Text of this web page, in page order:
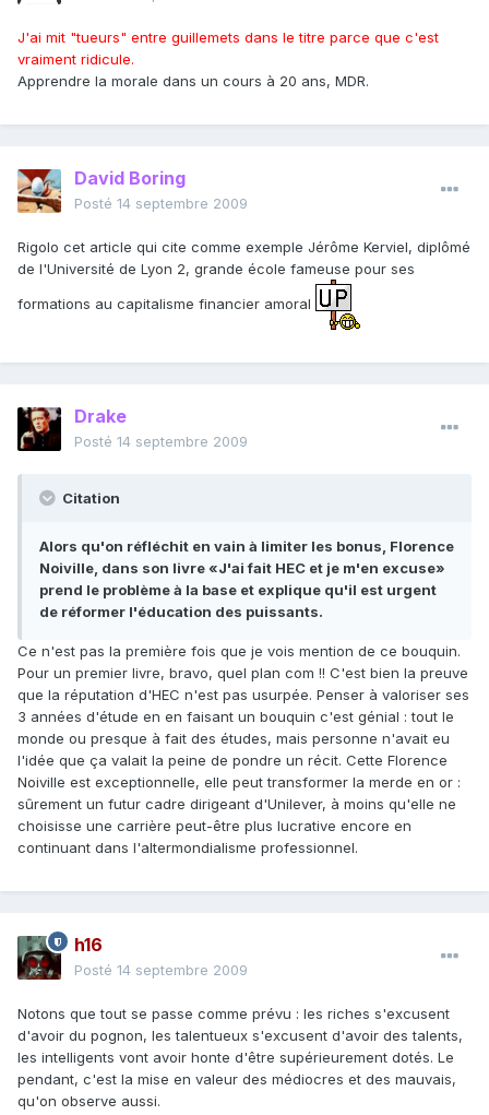
J'ai mit "tueurs" entre guillemets dans le titre parce que c'est
vraiment ridicule.
Apprendre la morale dans un cours à 20 ans, MDR.
David Boring
Posté 14 septembre 2009
Rigolo cet article qui cite comme exemple Jérôme Kerviel, diplômé
de l'Université de Lyon 2, grande école fameuse pour ses
formations au capitalisme financier amoral
Drake
Posté 14 septembre 2009
Citation
Alors qu'on réfléchit en vain à limiter les bonus, Florence
Noiville, dans son livre «J'ai fait HEC et je m'en excuse»
prend le problème à la base et explique qu'il est urgent
de réformer l'éducation des puissants.
Ce n'est pas la première fois que je vois mention de ce bouquin.
Pour un premier livre, bravo, quel plan com !! C'est bien la preuve
que la réputation d'HEC n'est pas usurpée. Penser à valoriser ses
3 années d'étude en en faisant un bouquin c'est génial : tout le
monde ou presque à fait des études, mais personne n'avait eu
l'idée que ça valait la peine de pondre un récit. Cette Florence
Noiville est exceptionnelle, elle peut transformer la merde en or :
sûrement un futur cadre dirigeant d'Unilever, à moins qu'elle ne
choisisse une carrière peut-être plus lucrative encore en
continuant dans l'altermondialisme professionnel.
h16
Posté 14 septembre 2009
Notons que tout se passe comme prévu : les riches s'excusent
d'avoir du pognon, les talentueux s'excusent d'avoir des talents,
les intelligents vont avoir honte d'être supérieurement dotés. Le
pendant, c'est la mise en valeur des médiocres et des mauvais,
qu'on observe aussi.